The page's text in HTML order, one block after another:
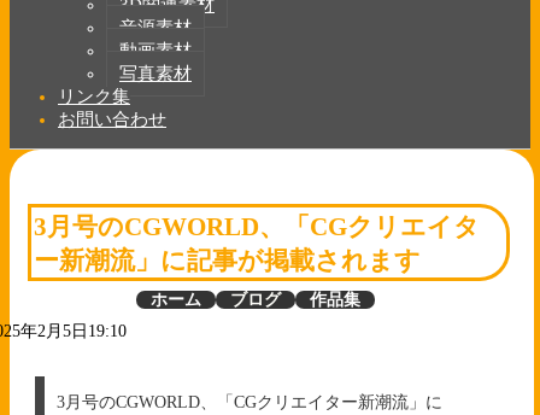
3D関連素材
音源素材
動画素材
写真素材
リンク集
お問い合わせ
3月号のCGWORLD、「CGクリエイタ
ー新潮流」に記事が掲載されます
ホーム ブログ
作品集
年2月5日19:10
3月号のCGWORLD、「CGクリエイター新潮流」に